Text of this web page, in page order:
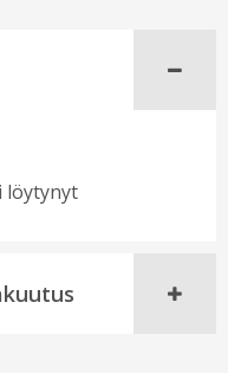
löytynyt